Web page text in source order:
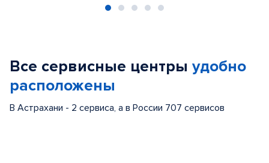
Все сервисные центры удобно
расположены
В Астрахани - 2 сервиса, а в России 707 сервисов